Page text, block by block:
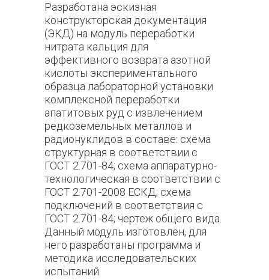
Разработана эскизная
конструкторская документация
(ЭКД) на модуль переработки
нитрата кальция для
эффективного возврата азотной
кислоты экспериментального
образца лабораторной установки
комплексной переработки
апатитовых руд с извлечением
редкоземельных металлов и
радионуклидов в составе: схема
структурная в соответствии с
ГОСТ 2.701-84; схема аппаратурно-
технологическая в соответствии с
ГОСТ 2.701-2008 ЕСКД; схема
подключений в соответствия с
ГОСТ 2.701-84; чертеж общего вида.
Данный модуль изготовлен, для
него разработаны программа и
методика исследовательских
испытаний.